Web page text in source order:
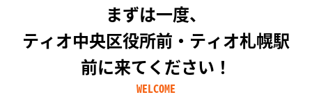
まずは一度、
ティオ中央区役所前・ティオ札幌駅
前に来てください！
WELCOME